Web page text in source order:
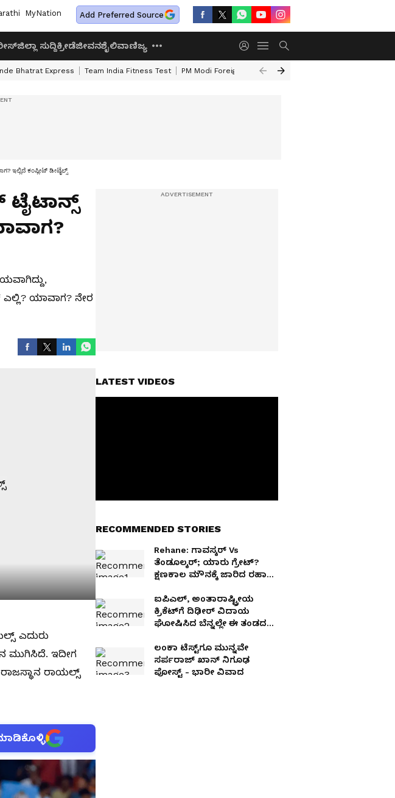
MyNation Add Preferred Source
ಜಿಲ್ಲಾ ಸುದ್ದಿಕ್ರೀಡೆಜೀವನಶೈಲಿವಾಣಿಜ್ಯ
Bhatrat Express Team India Fitness Test PM Modi Foreign Travel Expenditure
ಇಲ್ಲಿದೆ ಕಂಪ್ಲೀಟ್ ಡೀಟೈಲ್ಸ್
ಟೈಟಾನ್ಸ್
ಎಲ್ಲಿ? ಯಾವಾಗ? ನೇರ
ಎದುರು
ಮುಗಿಸಿದೆ. ಇದೀಗ
ರಾಯಲ್ಸ್
LATEST VIDEOS
RECOMMENDED STORIES
Rehane: ಗಾವಸ್ಕರ್ Vs
ತೆಂಡೂಲ್ಕರ್; ಯಾರು ಗ್ರೇಟ್?
ಕ್ಷಣಕಾಲ ಮೌನಕ್ಕೆ ಜಾರಿದ ರಹಾನೆ
ಐಪಿಎಲ್, ಅಂತಾರಾಷ್ಟ್ರೀಯ
ಕ್ರಿಕೆಟ್‌ಗೆ ದಿಢೀರ್ ವಿದಾಯ
ಘೋಷಿಸಿದ ಬೆನ್ನಲ್ಲೇ ಈ ತಂಡದ
ರಹಾನೆ!
ಲಂಕಾ ಟೆಸ್ಟ್‌ಗೂ ಮುನ್ನವೇ
ಸರ್ಪರಾಜ್ ಖಾನ್ ನಿಗೂಢ
ಪೋಸ್ಟ್ - ಭಾರೀ ವಿವಾದ